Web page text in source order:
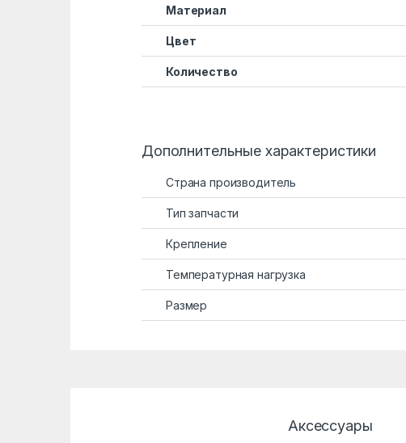
Материал
Цвет
Количество
Дополнительные характеристики
Страна производитель
Тип запчасти
Крепление
Температурная нагрузка
Размер
Аксессуары